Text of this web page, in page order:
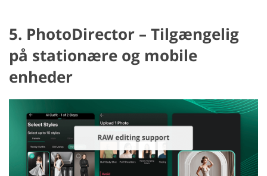
5. PhotoDirector – Tilgængelig
på stationære og mobile
enheder